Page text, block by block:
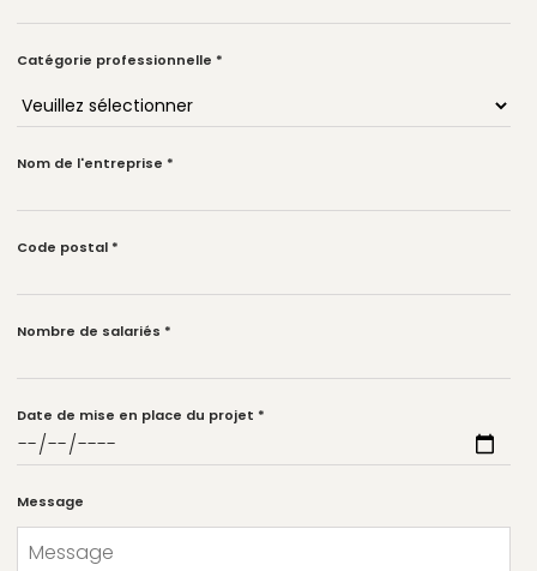
Catégorie professionnelle *
Nom de l'entreprise *
Code postal *
Nombre de salariés *
Date de mise en place du projet *
Message